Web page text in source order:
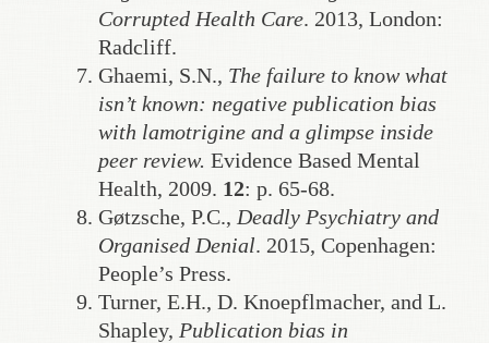
Corrupted Health Care. 2013, London:
Radcliff.
Ghaemi, S.N., The failure to know what
isn’t known: negative publication bias
with lamotrigine and a glimpse inside
peer review. Evidence Based Mental
Health, 2009. 12: p. 65-68.
Gøtzsche, P.C., Deadly Psychiatry and
Organised Denial. 2015, Copenhagen:
People’s Press.
Turner, E.H., D. Knoepflmacher, and L.
Shapley, Publication bias in